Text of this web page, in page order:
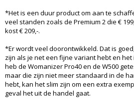
*Het is een duur product om aan te
veel standen zoals de Premium 2 die €
kost € 209,-.
*Er wordt veel doorontwikkeld. Dat is
zijn als je net een fijne variant hebt en
heb de Womanizer Pro40 en de W500
maar die zijn niet meer standaard in de
hebt, kan het slim zijn om een extra
geval het uit de handel gaat.